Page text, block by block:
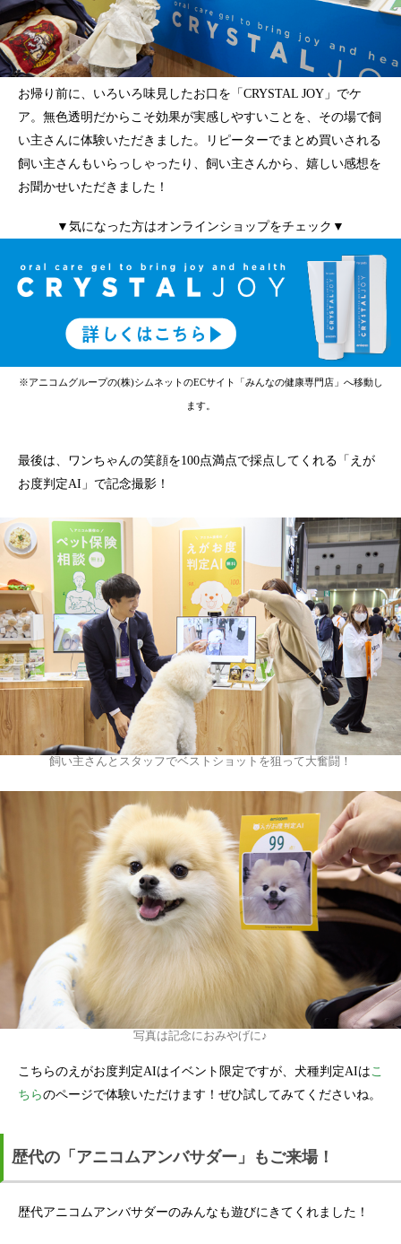
お帰り前に、いろいろ味見したお口を「CRYSTAL JOY」でケ
ア。無色透明だからこそ効果が実感しやすいことを、その場で飼
い主さんに体験いただきました。リピーターでまとめ買いされる
飼い主さんもいらっしゃったり、飼い主さんから、嬉しい感想を
お聞かせいただきました！
▼気になった方はオンラインショップをチェック▼
※アニコムグループの(株)シムネットのECサイト「みんなの健康専門店」へ移動し
ます。
最後は、ワンちゃんの笑顔を100点満点で採点してくれる「えが
お度判定AI」で記念撮影！
飼い主さんとスタッフでベストショットを狙って大奮闘！
写真は記念におみやげに♪
こちらのえがお度判定AIはイベント限定ですが、犬種判定AIは こ
ちらのページで体験いただけます！ぜひ試してみてくださいね。
歴代の「アニコムアンバサダー」もご来場！
歴代アニコムアンバサダーのみんなも遊びにきてくれました！